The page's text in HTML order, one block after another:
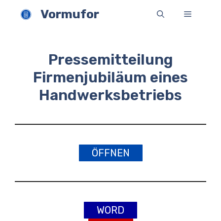
Inhalt
Vormufor Menü
Pressemitteilung
Firmenjubiläum eines
Handwerksbetriebs
ÖFFNEN
WORD